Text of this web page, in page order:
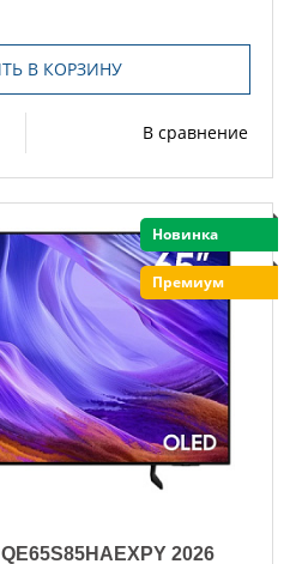
В КОРЗИНУ
В сравнение
Новинка
Премиум
2026